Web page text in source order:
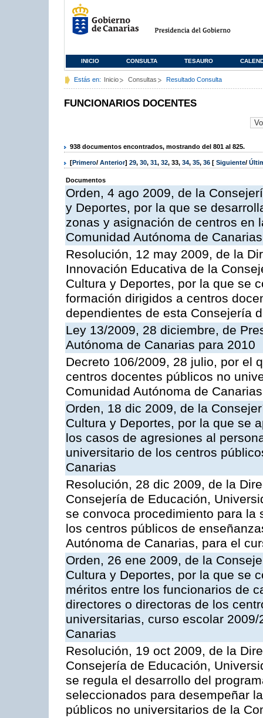
INICIO CONSULTA TESAURO
Estás en: Inicio Consultas Resultado Consulta
FUNCIONARIOS DOCENTES
938 documentos encontrados, mostrando del 801 al 825.
[Primero/ Anterior] 29, 30, 31, 32, 33, 34, 35, 36 [ Siguiente/
Documentos
Orden, 4 ago 2009, de la
y Deportes, por la que se
zonas y asignación de centros en
Comunidad Autónoma de Canarias
Resolución, 12 may 2009, de la
Innovación Educativa de la
Cultura y Deportes, por la que se
formación dirigidos a centros
dependientes de esta Consejería
Ley 13/2009, 28 diciembre, de
Autónoma de Canarias para 2010
Decreto 106/2009, 28 julio, por el
centros docentes públicos no
Comunidad Autónoma de Canarias
Orden, 18 dic 2009, de la
Cultura y Deportes, por la que se
los casos de agresiones al
universitario de los centros
Canarias
Resolución, 28 dic 2009, de la
Consejería de Educación,
se convoca procedimiento para la
los centros públicos de
Autónoma de Canarias, para el
Orden, 26 ene 2009, de la
Cultura y Deportes, por la que se
méritos entre los funcionarios de
directores o directoras de los
universitarias, curso escolar
Canarias
Resolución, 19 oct 2009, de la
Consejería de Educación,
se regula el desarrollo del
seleccionados para desempeñar
públicos no universitarios de la